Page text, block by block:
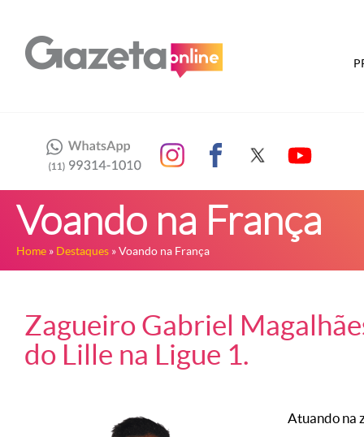
Voando na França
Home » Destaques » Voando na França
Zagueiro Gabriel
do Lille na Ligue 1.
Atuando na